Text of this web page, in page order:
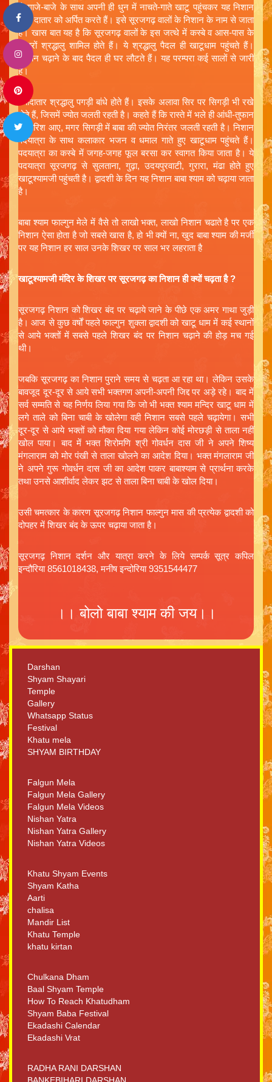
से गाजे-बाजे के साथ अपनी ही धुन में नाचते-गाते खाटू पहुंचकर यह निशान
लख दातार को अर्पित करते हैं। इसे सूरजगढ़ वालों के निशान के नाम से जाता
है। खास बात यह है कि सूरजगढ़ वालों के इस जत्थे में कस्बे व आस-पास के
हजारों श्रद्धालु शामिल होते हैं। ये श्रद्धालु पैदल ही खाटूधाम पहुंचते हैं।
निशान चढ़ाने के बाद पैदल ही घर लौटते हैं। यह परम्परा कई सालों से जारी
है।
ज्यादातार श्रद्धालु पगड़ी बांधे होते हैं। इसके अलावा सिर पर सिगड़ी भी रखे
होते हैं, जिसमें ज्योत जलती रहती है। कहते हैं कि रास्ते में भले ही आंधी-तुफान
या बारिश आए, मगर सिगड़ी में बाबा की ज्योत निरंतर जलती रहती है। निशान
पदयात्रा के साथ कलाकार भजन व धमाल गाते हुए खाटूधाम पहुंचते हैं।
पदयात्रा का कस्बे में जगह-जगह फूल बरसा कर स्वागत किया जाता है। ये
पदयात्रा सूरजगढ़ से सुलताना, गुढ़ा, उदयपुरवाटी, गुरारा, मंढा होते हुए
खाटूश्यामजी पहुंचती है। द्वादशी के दिन यह निशान बाबा श्याम को चढ़ाया जाता
है।
बाबा श्याम फाल्गुन मेले में वैसे तो लाखो भक्त, लाखो निशान चढाते है पर एक
निशान ऐसा होता है जो सबसे खास है, हो भी क्यों ना, खुद बाबा श्याम की मर्जी
पर यह निशान हर साल उनके शिखर पर साल भर लहराता है
खाटूश्यामजी मंदिर के शिखर पर सूरजगढ़ का निशान ही क्यों चढ़ता है ?
सूरजगढ़ निशान को शिखर बंद पर चढ़ाये जाने के पीछे एक अमर गाथा जुड़ी
है। आज से कुछ वर्षों पहले फाल्गुन शुक्ला द्वादशी को खाटू धाम में कई स्थानों
से आये भक्तों में सबसे पहले शिखर बंद पर निशान चढ़ाने की होड़ मच गई
थी।
जबकि सूरजगढ़ का निशान पुराने समय से चढ़ता आ रहा था। लेकिन उसके
बावजूद दूर-दूर से आये सभी भक्तगण अपनी-अपनी जिद्द पर अड़े रहे। बाद में
सर्व सम्मति से यह निर्णय लिया गया कि जो भी भक्त श्याम मन्दिर खाटू धाम में
लगे ताले को बिना चाबी के खोलेगा वही निशान सबसे पहले चढ़ायेगा। सभी
दूर-दूर से आये भक्तों को मौका दिया गया लेकिन कोई मोरछड़ी से ताला नहीं
खोल पाया। बाद में भक्त शिरोमणि श्री गोवर्धन दास जी ने अपने शिष्य
मंगलाराम को मोर पंखी से ताला खोलने का आदेश दिया। भक्त मंगलाराम जी
ने अपने गुरू गोवर्धन दास जी का आदेश पाकर बाबाश्याम से प्रार्थना करके
तथा उनसे आशीर्वाद लेकर झट से ताला बिना चाबी के खोल दिया।
उसी चमत्कार के कारण सूरजगढ़ निशान फाल्गुन मास की प्रत्येक द्वादशी को
दोपहर में शिखर बंद के ऊपर चढ़ाया जाता है।
सूरजगढ़ निशान दर्शन और यात्रा करने के लिये सम्पर्क सूत्र कपिल
इन्दौरिया 8561018438, मनीष इन्दोरिया 9351544477
।। बोलो बाबा श्याम की जय।।
Darshan
Shyam Shayari
Temple
Gallery
Whatsapp Status
Festival
Khatu mela
SHYAM BIRTHDAY
Falgun Mela
Falgun Mela Gallery
Falgun Mela Videos
Nishan Yatra
Nishan Yatra Gallery
Nishan Yatra Videos
Khatu Shyam Events
Shyam Katha
Aarti
chalisa
Mandir List
Khatu Temple
khatu kirtan
Chulkana Dham
Baal Shyam Temple
How To Reach Khatudham
Shyam Baba Festival
Ekadashi Calendar
Ekadashi Vrat
RADHA RANI DARSHAN